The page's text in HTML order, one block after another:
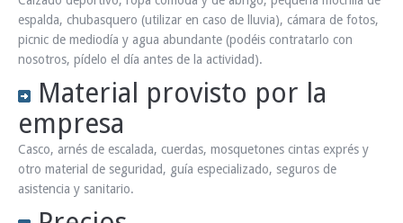
espalda, chubasquero (utilizar en caso de lluvia), cámara de fotos,
picnic de mediodía y agua abundante (podéis contratarlo con
nosotros, pídelo el día antes de la actividad).
Material provisto por la
empresa
Casco, arnés de escalada, cuerdas, mosquetones cintas exprés y
otro material de seguridad, guía especializado, seguros de
asistencia y sanitario.